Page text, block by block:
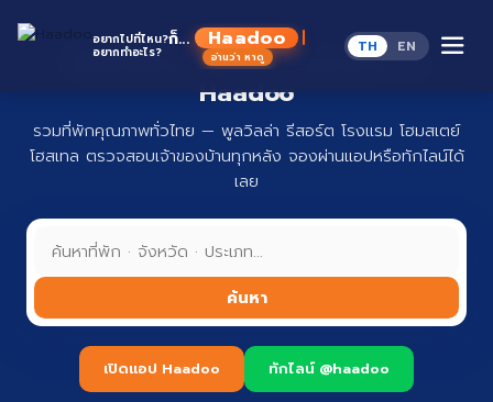
อยากไปที่ไหน?
อยากทำอะไร?
ก็... Haadoo
อ่านว่า หาดู
TH EN
ที่พักทั่วไทย จองง่าย ปลอดภัย กับ
Haadoo
รวมที่พักคุณภาพทั่วไทย — พูลวิลล่า รีสอร์ต โรงแรม โฮมสเตย์
โฮสเทล ตรวจสอบเจ้าของบ้านทุกหลัง จองผ่านแอปหรือทักไลน์ได้
เลย
ค้นหา
เปิดแอป Haadoo ทักไลน์ @haadoo